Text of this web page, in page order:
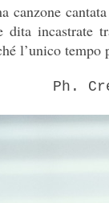
canzone
incastrate
l’unico tempo
Ph.